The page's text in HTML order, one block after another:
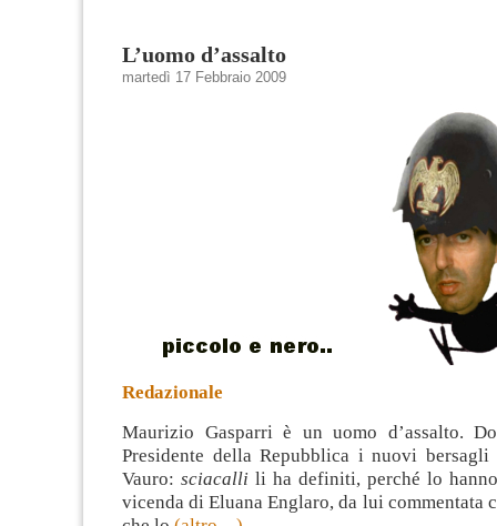
L’uomo d’assalto
martedì 17 Febbraio 2009
Redazionale
Maurizio Gasparri è un uomo d’assalto.
Presidente della Repubblica i nuovi bersagli
Vauro: sciacalli li ha definiti, perché lo
vicenda di Eluana Englaro, da lui commentata